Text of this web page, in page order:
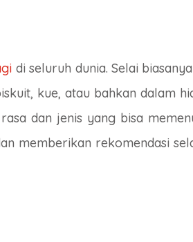
di seluruh dunia. Selai
kue, atau bahkan dalam
dan jenis yang bisa
memberikan rekomendasi